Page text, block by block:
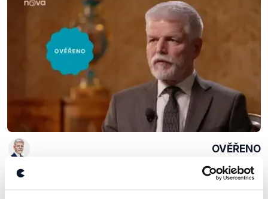
OVĚŘENO
Nejmenování Filipa Turka
prezidentovým pohledem